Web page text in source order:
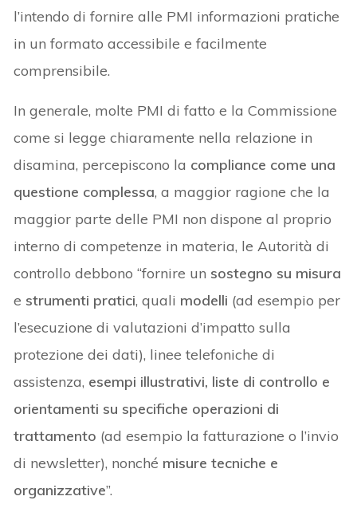
l’intendo di fornire alle PMI informazioni pratiche
in un formato accessibile e facilmente
comprensibile.
In generale, molte PMI di fatto e la Commissione
come si legge chiaramente nella relazione in
disamina, percepiscono la compliance come una
questione complessa, a maggior ragione che la
maggior parte delle PMI non dispone al proprio
interno di competenze in materia, le Autorità di
controllo debbono “fornire un sostegno su misura
e strumenti pratici, quali modelli (ad esempio per
l’esecuzione di valutazioni d’impatto sulla
protezione dei dati), linee telefoniche di
assistenza, esempi illustrativi, liste di controllo e
orientamenti su specifiche operazioni di
trattamento (ad esempio la fatturazione o l’invio
di newsletter), nonché misure tecniche e
organizzative”.